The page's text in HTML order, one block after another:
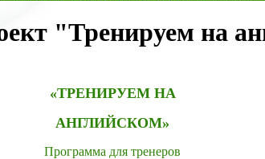
"Тренируем на
«ТРЕНИРУЕМ НА
АНГЛИЙСКОМ»
Программа для тренеров